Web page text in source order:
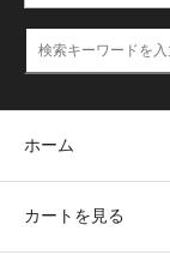
ホーム
カートを見る